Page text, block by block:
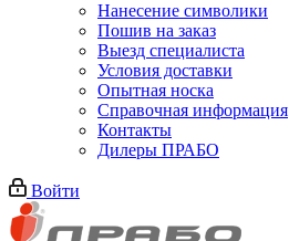
Нанесение символики
Пошив на заказ
Выезд специалиста
Условия доставки
Опытная носка
Справочная информация
Контакты
Дилеры ПРАБО
Войти